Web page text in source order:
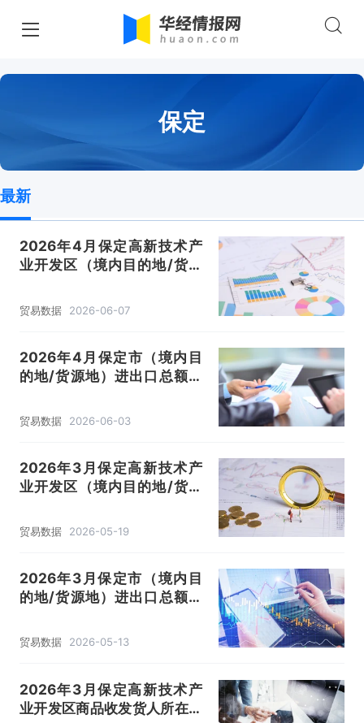
保定
最新
2026年4月保定高新技术产
业开发区（境内目的地/货源
统计分析
贸易数据 2026-06-07
2026年4月保定市（境内目
的地/货源地）进出口总额及
贸易数据 2026-06-03
2026年3月保定高新技术产
业开发区（境内目的地/货源
统计分析
贸易数据 2026-05-19
2026年3月保定市（境内目
的地/货源地）进出口总额及
贸易数据 2026-05-13
2026年3月保定高新技术产
业开发区商品收发货人所在地